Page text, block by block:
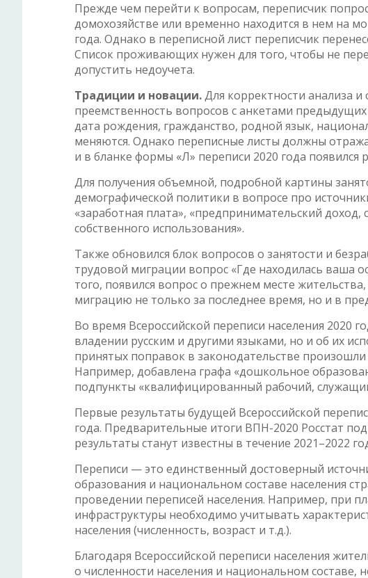
Прежде чем перейти к вопросам, переписчик
домохозяйстве или временно находится в нем на
года. Однако в переписной лист переписчик
Список проживающих нужен для того, чтобы не
допустить недоучета.
Традиции и новации.Для корректности анализа
преемственность вопросов с анкетами
дата рождения, гражданство, родной язык,
меняются. Однако переписные листы должны
и в бланке формы «Л» переписи 2020 года появился
Для получения объемной, подробной картины
демографической политики в вопросе про
«заработная плата», «предпринимательский
собственного использования».
Также обновился блок вопросов о занятости и
трудовой миграции вопрос «Где находилась ваша
того, появился вопрос о прежнем месте
миграцию не только за последнее время, но и в
Во время Всероссийской переписи населения 2020
владении русским и другими языками, но и об их
принятых поправок в законодательстве
Например, добавлена графа «дошкольное
подпункты «квалифицированный рабочий,
Первые результаты будущей Всероссийской
года. Предварительные итоги ВПН-2020 Росстат
результаты станут известны в течение 2021–2022
Переписи — это единственный достоверный
образования и национальном составе населения
проведении переписей населения. Например, при
инфраструктуры необходимо учитывать
населения (численность, возраст и т.д.).
Благодаря Всероссийской переписи населения
о численности населения и национальном